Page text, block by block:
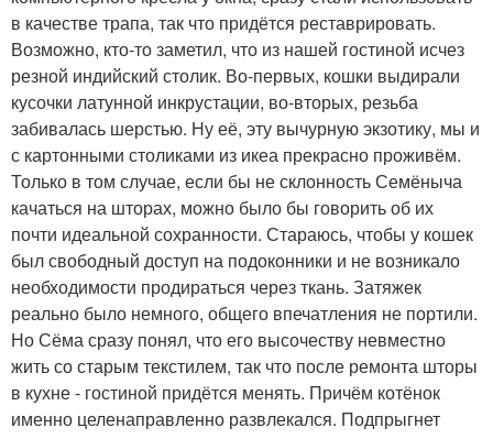
в качестве трапа, так что придётся реставрировать.
Возможно, кто-то заметил, что из нашей гостиной исчез
резной индийский столик. Во-первых, кошки выдирали
кусочки латунной инкрустации, во-вторых, резьба
забивалась шерстью. Ну её, эту вычурную экзотику, мы и
с картонными столиками из икеа прекрасно проживём.
Только в том случае, если бы не склонность Семёныча
качаться на шторах, можно было бы говорить об их
почти идеальной сохранности. Стараюсь, чтобы у кошек
был свободный доступ на подоконники и не возникало
необходимости продираться через ткань. Затяжек
реально было немного, общего впечатления не портили.
Но Сёма сразу понял, что его высочеству невместно
жить со старым текстилем, так что после ремонта шторы
в кухне - гостиной придётся менять. Причём котёнок
именно целенаправленно развлекался. Подпрыгнет